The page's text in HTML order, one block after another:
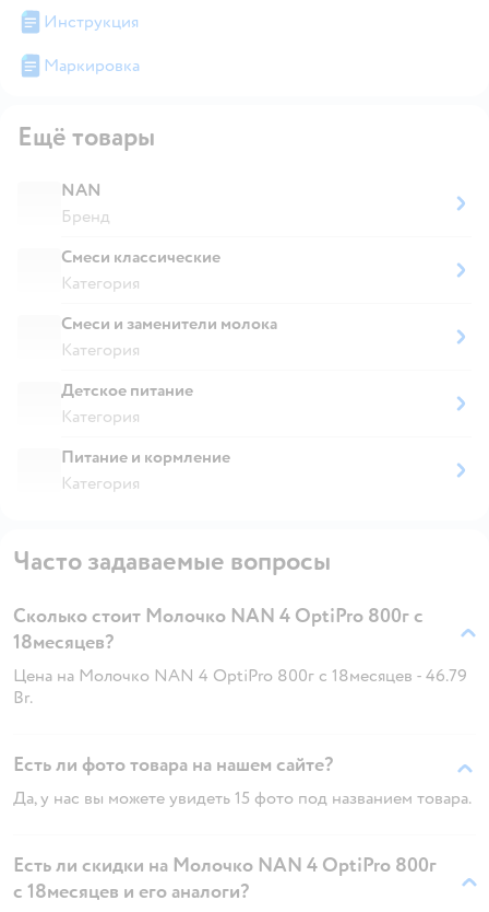
Инструкция
Маркировка
Ещё товары
NAN
Бренд
Смеси классические
Категория
Смеси и заменители молока
Категория
Детское питание
Категория
Питание и кормление
Категория
Часто задаваемые вопросы
Сколько стоит Молочко NAN 4 OptiPro 800г с
18месяцев?
Цена на Молочко NAN 4 OptiPro 800г с 18месяцев - 46.79
Br.
Есть ли фото товара на нашем сайте?
Да, у нас вы можете увидеть 15 фото под названием товара.
Есть ли скидки на Молочко NAN 4 OptiPro 800г
с 18месяцев и его аналоги?